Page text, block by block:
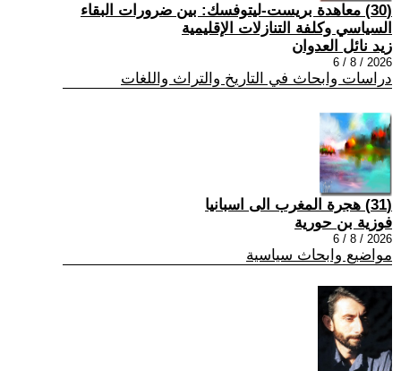
(30) معاهدة بريست-ليتوفسك: بين ضرورات البقاء
السياسي وكلفة التنازلات الإقليمية
زيد نائل العدوان
2026 / 8 / 6
دراسات وابحاث في التاريخ والتراث واللغات
(31) هجرة المغرب الى اسبانيا
فوزية بن حورية
2026 / 8 / 6
مواضيع وابحاث سياسية